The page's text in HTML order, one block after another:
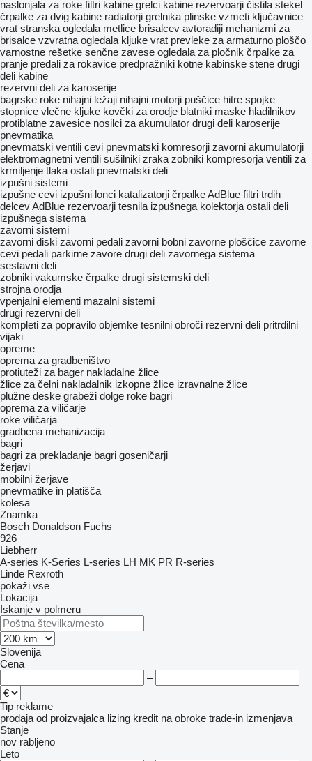
naslonjala za roke filtri kabine grelci kabine rezervoarji čistila stekel
črpalke za dvig kabine radiatorji grelnika plinske vzmeti ključavnice
vrat stranska ogledala metlice brisalcev avtoradiji mehanizmi za
brisalce vzvratna ogledala kljuke vrat prevleke za armaturno ploščo
varnostne rešetke senčne zavese ogledala za pločnik črpalke za
pranje predali za rokavice predpražniki kotne kabinske stene drugi
deli kabine
rezervni deli za karoserije
bagrske roke nihajni ležaji nihajni motorji puščice hitre spojke
stopnice vlečne kljuke kovčki za orodje blatniki maske hladilnikov
protiblatne zavesice nosilci za akumulator drugi deli karoserije
pnevmatika
pnevmatski ventili cevi pnevmatski komresorji zavorni akumulatorji
elektromagnetni ventili sušilniki zraka zobniki kompresorja ventili za
krmiljenje tlaka ostali pnevmatski deli
izpušni sistemi
izpušne cevi izpušni lonci katalizatorji črpalke AdBlue filtri trdih
delcevAdBlue rezervoarji tesnila izpušnega kolektorja ostali deli
izpušnega sistema
zavorni sistemi
zavorni diski zavorni pedali zavorni bobni zavorne ploščice zavorne
cevi pedali parkirne zavore drugi deli zavornega sistema
sestavni deli
zobniki vakumske črpalke drugi sistemski deli
strojna orodja
vpenjalni elementi mazalni sistemi
drugi rezervni deli
kompleti za popravilo objemke tesnilni obroči rezervni deli pritrdilni
vijaki
opreme
oprema za gradbeništvo
protiuteži za bager nakladalne žlice
žlice za čelni nakladalnik izkopne žlice izravnalne žlice
plužne deske grabeži dolge roke bagri
oprema za viličarje
roke viličarja
gradbena mehanizacija
bagri
bagri za prekladanje bagri goseničarji
žerjavi
mobilni žerjave
pnevmatike in platišča
kolesa
Znamka
Bosch Donaldson Fuchs
926
Liebherr
A-series K-Series L-series LH MK PR R-series
Linde Rexroth
pokaži vse
Lokacija
Iskanje v polmeru
Slovenija
Cena
–
Tip reklame
prodaja od proizvajalca lizing kredit na obroke trade-in izmenjava
Stanje
nov rabljeno
Leto